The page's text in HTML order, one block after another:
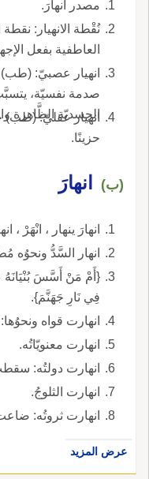
مصدر انهارَ.
نُقْطة الانهيار: نقطة
العاطفية بفعل
انهيار عصبيّ:
صدمة نفسيّة،
الجسديّة الظَّاهرة
انهيار عقليّ: (طب)
حزينًا.
(ب) انهارَ
انهارَ ينهار ، انْهَرْ ،
انهار السَّدُّ ونحوُه
{أَمْ مَنْ أَسَّسَ بُنْيَانَهُ
فِي نَارِ جَهَنَّمَ}.
انهارت قواه
انهارت معنويّاتُه.
انهارت دولتُه:
انهارت الثلوجُ.
انهارت ثروتُه:
عرض المزيد